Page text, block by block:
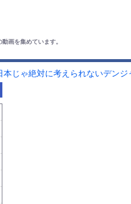
画を集めています。
本じゃ絶対に考えられないデンジ